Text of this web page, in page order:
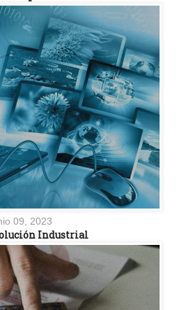
09, 2023
Industrial